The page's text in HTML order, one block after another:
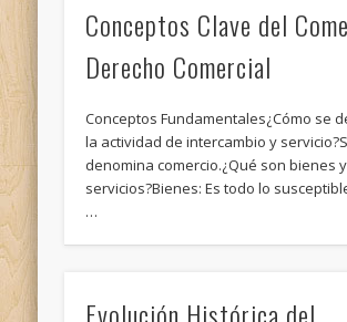
Conceptos Clave del
Derecho Comercial
Conceptos Fundamentales¿Cómo se
la actividad de intercambio y
denomina comercio.¿Qué son bienes y
servicios?Bienes: Es todo lo
…